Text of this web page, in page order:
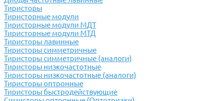
Тиристоры
Тиристорные модули
Тиристорные модули МДТ
Тиристорные модули МТД
Тиристоры лавинные
Тиристоры симметричные
Тиристоры симметричные (аналоги)
Тиристоры низкочастотные
Тиристоры низкочастотные (аналоги)
Тиристоры оптронные
Тиристоры быстродействующие